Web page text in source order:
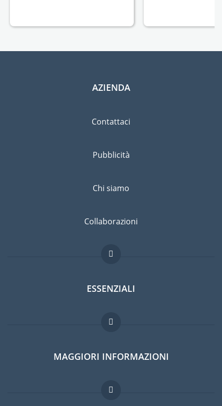
AZIENDA
Contattaci
Pubblicità
Chi siamo
Collaborazioni
ESSENZIALI
Forum per expat
Guida per expat
Lavori all'estero
MAGGIORI INFORMAZIONI
Domande frequenti